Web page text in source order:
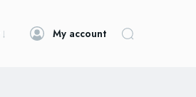
My account